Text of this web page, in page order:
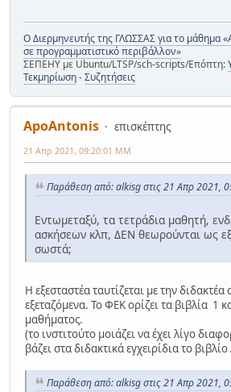
Ο Διερμηνευτής της ΓΛΩΣΣΑΣ για το μάθημα
σε προγραμματιστικό περιβάλλον»
ΣΕΠΕΗΥ με Ubuntu/LTSP/sch-scripts/Επόπτη:
Τεκμηρίωση-Συζητήσεις
ApoAntonis
επισκέπτης
21 Απρ 2021, 09:20:01 ΜΜ
Παράθεση από: alkisg στις 21 Απρ 2021,
Εντωμεταξύ, τα τετράδια μαθητή,
ασκήσεων κλπ, ΔΕΝ θεωρούνται ως
σωστά;
Η εξεσταστέα ταυτίζεται με την
εξεταζόμενα. Το ΦΕΚ ορίζει τα βιβλία 1
μαθήματος.
(το ινστιτούτο μοιάζει να έχει λίγο
βάζει στα διδακτικά εγχειρίδια το
Παράθεση από: alkisg στις 21 Απρ 2021,